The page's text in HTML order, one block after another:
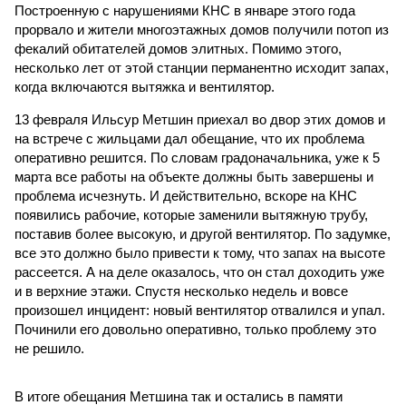
Построенную с нарушениями КНС в январе этого года
прорвало и жители многоэтажных домов получили потоп из
фекалий обитателей домов элитных. Помимо этого,
несколько лет от этой станции перманентно исходит запах,
когда включаются вытяжка и вентилятор.
13 февраля Ильсур Метшин приехал во двор этих домов и
на встрече с жильцами дал обещание, что их проблема
оперативно решится. По словам градоначальника, уже к 5
марта все работы на объекте должны быть завершены и
проблема исчезнуть. И действительно, вскоре на КНС
появились рабочие, которые заменили вытяжную трубу,
поставив более высокую, и другой вентилятор. По задумке,
все это должно было привести к тому, что запах на высоте
рассеется. А на деле оказалось, что он стал доходить уже
и в верхние этажи. Спустя несколько недель и вовсе
произошел инцидент: новый вентилятор отвалился и упал.
Починили его довольно оперативно, только проблему это
не решило.
В итоге обещания Метшина так и остались в памяти